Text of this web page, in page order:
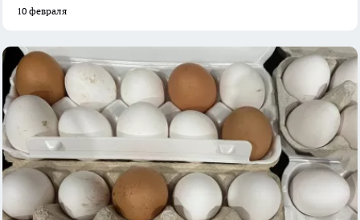
10 февраля